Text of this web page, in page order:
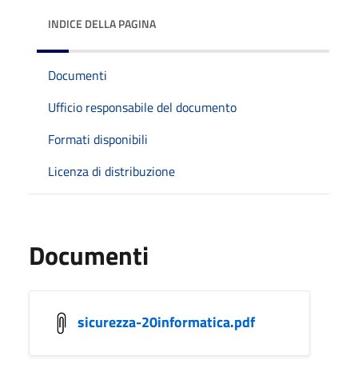
INDICE DELLA PAGINA
Documenti
Ufficio responsabile del documento
Formati disponibili
Licenza di distribuzione
Documenti
sicurezza-20informatica.pdf